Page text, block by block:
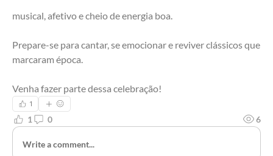
musical, afetivo e cheio de energia boa.
Prepare-se para cantar, se emocionar e reviver clássicos que
marcaram época.
Venha fazer parte dessa celebração!
1
1 0 6
Write a comment...